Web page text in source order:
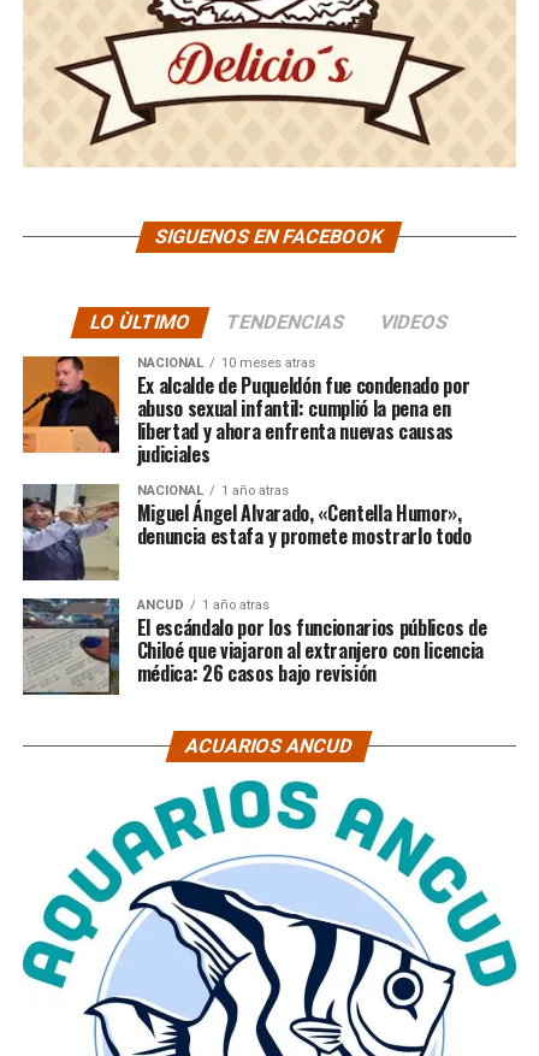
SIGUENOS EN FACEBOOK
LO ÙLTIMO TENDENCIAS VIDEOS
NACIONAL 10 meses atras
Ex alcalde de Puqueldón fue condenado por
abuso sexual infantil: cumplió la pena en
libertad y ahora enfrenta nuevas causas
judiciales
NACIONAL 1 año atras
Miguel Ángel Alvarado, «Centella Humor»,
denuncia estafa y promete mostrarlo todo
ANCUD 1 año atras
El escándalo por los funcionarios públicos de
Chiloé que viajaron al extranjero con licencia
médica: 26 casos bajo revisión
ACUARIOS ANCUD